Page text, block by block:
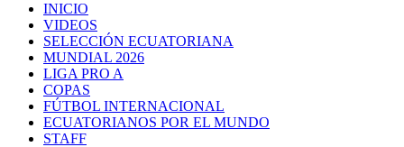
INICIO
VIDEOS
SELECCIÓN ECUATORIANA
MUNDIAL 2026
LIGA PRO A
COPAS
FÚTBOL INTERNACIONAL
ECUATORIANOS POR EL MUNDO
STAFF